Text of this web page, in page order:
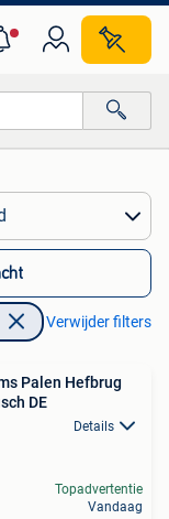
Verwijder filters
Palen Hefbrug
DE
Details
Topadvertentie
Vandaag